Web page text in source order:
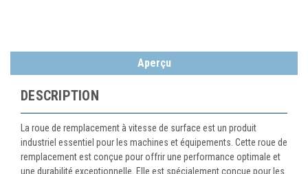
Aperçu
DESCRIPTION
La roue de remplacement à vitesse de surface est un produit
industriel essentiel pour les machines et équipements. Cette roue de
remplacement est conçue pour offrir une performance optimale et
une durabilité exceptionnelle. Elle est spécialement conçue pour les